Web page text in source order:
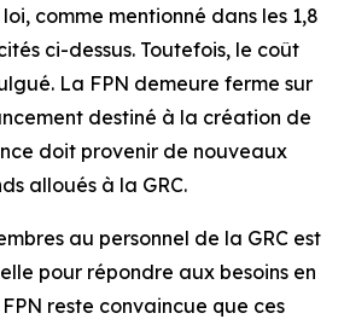
comme mentionné dans les 1,8
ci-dessus. Toutefois, le coût
La FPN demeure ferme sur
destiné à la création de
doit provenir de nouveaux
alloués à la GRC.
au personnel de la GRC est
pour répondre aux besoins en
reste convaincue que ces